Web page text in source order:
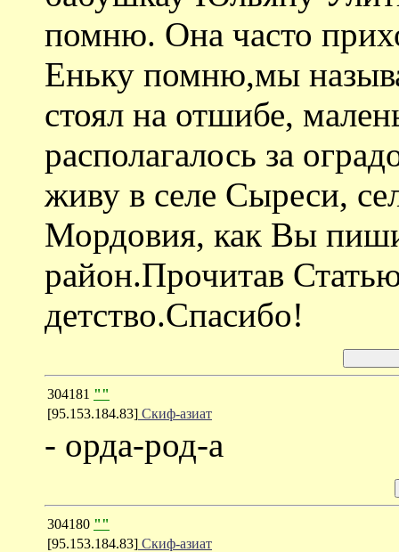
помню. Она часто
Еньку помню,мы
стоял на отшибе,
располагалось за
живу в селе Сыреси,
Мордовия, как Вы
район.Прочитав
детство.Спасибо!
304181 ""
[95.153.184.83] Скиф-азиат
- орда-род-а
304180 ""
[95.153.184.83] Скиф-азиат